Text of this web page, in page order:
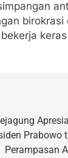
birokrasi
Prabowo
Perampasan